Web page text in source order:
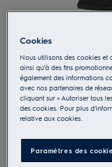
Filtre à
Standard
Cookies
Nous utilisons des cookies et
ainsi qu’à des fins
également des informations
avec nos partenaires de
cliquant sur « Autoriser tous
des cookies. Pour plus
relative aux cookies.
Paramètres des